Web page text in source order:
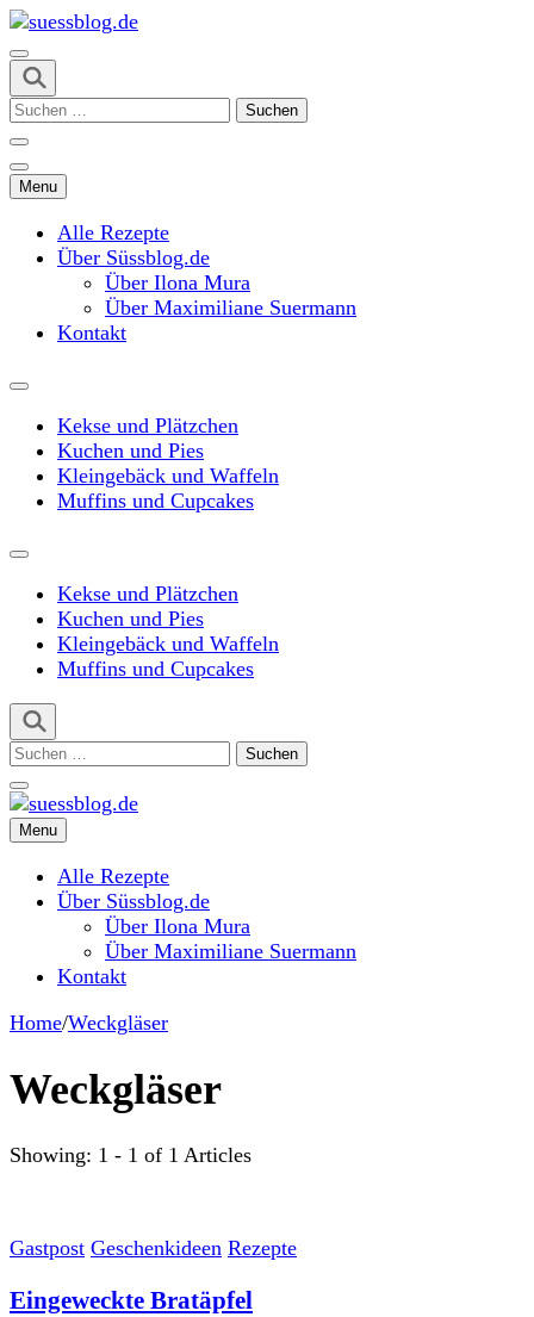
Skip
to
content
(Press
Enter)
suessblog.de
Suchen
Menu
Alle Rezepte
Über Süssblog.de
Über Ilona Mura
Über Maximiliane Suermann
Kontakt
Kekse und Plätzchen
Kuchen und Pies
Kleingebäck und Waffeln
Muffins und Cupcakes
Kekse und Plätzchen
Kuchen und Pies
Kleingebäck und Waffeln
Muffins und Cupcakes
Suchen
suessblog.de
Menu
Alle Rezepte
Über Süssblog.de
Über Ilona Mura
Über Maximiliane Suermann
Kontakt
Home/Weckgläser
Weckgläser
Showing: 1 - 1 of 1 Articles
Gastpost Geschenkideen Rezepte
Eingeweckte Bratäpfel